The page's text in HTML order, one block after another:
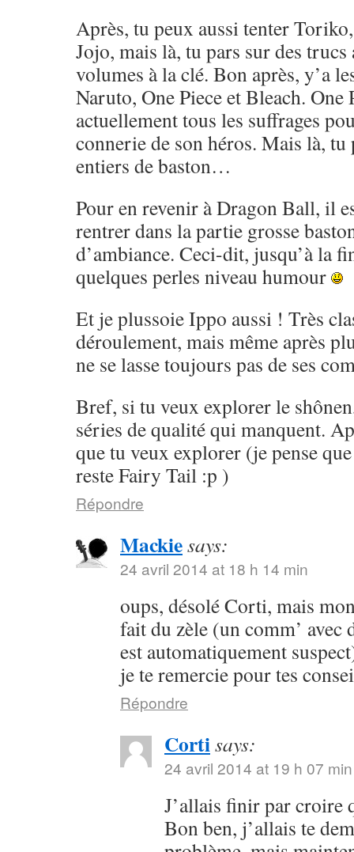
Après, tu peux aussi tenter
Jojo, mais là, tu pars sur des trucs
volumes à la clé. Bon après, y’a
Naruto, One Piece et Bleach. One
actuellement tous les suffrages
connerie de son héros. Mais là,
entiers de baston…
Pour en revenir à Dragon Ball, il
rentrer dans la partie grosse
d’ambiance. Ceci-dit, jusqu’à la
quelques perles niveau humour
Et je plussoie Ippo aussi ! Très
déroulement, mais même après
ne se lasse toujours pas de ses
Bref, si tu veux explorer le
séries de qualité qui manquent.
que tu veux explorer (je pense
reste Fairy Tail :p )
Répondre
Mackiesays:
24 avril 2014 at 18 h 14 min
oups, désolé Corti, mais
fait du zèle (un comm’ avec
est automatiquement
je te remercie pour tes
Répondre
Cortisays:
24 avril 2014 at 19 h 07 min
J’allais finir par croire
Bon ben, j’allais te